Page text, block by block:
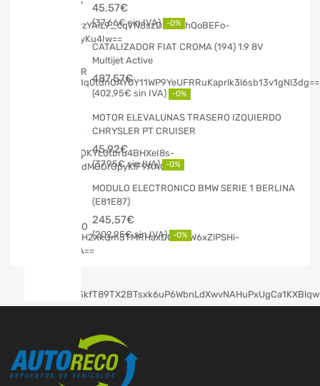
45,57€
37,66€ -0%
CATALIZADOR FIAT CROMA (194) 1.9 8V
Multijet Active
487,57€
402,95€ -0%
MOTOR ELEVALUNAS TRASERO IZQUIERDO
CHRYSLER PT CRUISER
45,92€
37,95€ -0%
MODULO ELECTRONICO BMW SERIE 1 BERLINA
(E81E87)
245,57€
202,95€ -0%